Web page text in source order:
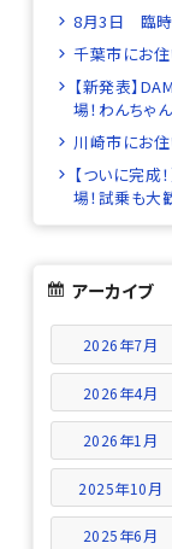
8月3日 臨時
千葉市にお住
【新発表】
場！わんちゃ
川崎市にお住
【ついに完成
場！試乗も大
アーカイブ
2026年7月
2026年4月
2026年1月
2025年10月
2025年6月